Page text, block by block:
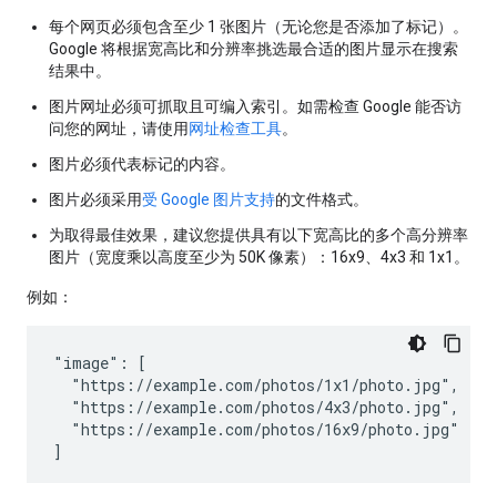
每个网页必须包含至少 1 张图片（无论您是否添加了标记）。
Google 将根据宽高比和分辨率挑选最合适的图片显示在搜索
结果中。
图片网址必须可抓取且可编入索引。如需检查 Google 能否访
问您的网址，请使用网址检查工具。
图片必须代表标记的内容。
图片必须采用受 Google 图片支持的文件格式。
为取得最佳效果，建议您提供具有以下宽高比的多个高分辨率
图片（宽度乘以高度至少为 50K 像素）：16x9、4x3 和 1x1。
例如：
"image": [
  "https://example.com/photos/1x1/photo.jpg",
  "https://example.com/photos/4x3/photo.jpg",
  "https://example.com/photos/16x9/photo.jpg"
]